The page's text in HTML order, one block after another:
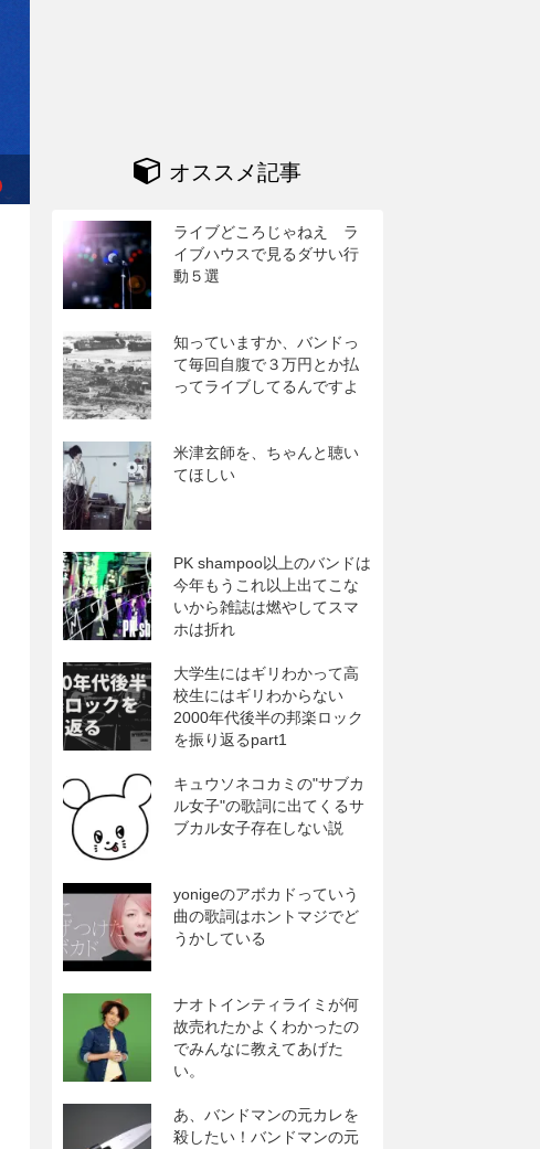
オススメ記事
ライブどころじゃねえ ラ
イブハウスで見るダサい行
動５選
知っていますか、バンドっ
て毎回自腹で３万円とか払
ってライブしてるんですよ
米津玄師を、ちゃんと聴い
てほしい
PK shampoo以上のバンドは
今年もうこれ以上出てこな
いから雑誌は燃やしてスマ
ホは折れ
大学生にはギリわかって高
校生にはギリわからない
2000年代後半の邦楽ロック
を振り返るpart1
キュウソネコカミの"サブカ
ル女子"の歌詞に出てくるサ
ブカル女子存在しない説
yonigeのアボカドっていう
曲の歌詞はホントマジでど
うかしている
ナオトインティライミが何
故売れたかよくわかったの
でみんなに教えてあげた
い。
あ、バンドマンの元カレを
殺したい！バンドマンの元